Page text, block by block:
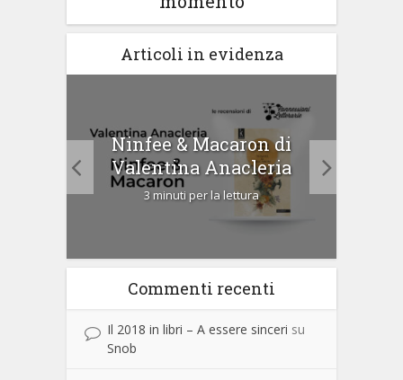
Articoli in evidenza
Ninfee & Macaron di
Valentina Anacleria
3 minuti per la lettura
Commenti recenti
Il 2018 in libri – A essere sinceri su
Snob